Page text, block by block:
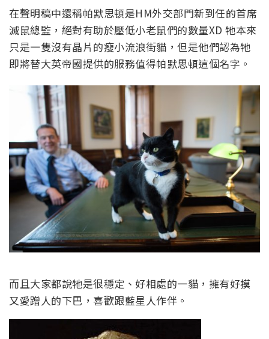
在聲明稿中還稱帕默思頓是HM外交部門新到任的首席
滅鼠總監，絕對有助於壓低小老鼠們的數量XD 牠本來
只是一隻沒有晶片的瘦小流浪街貓，但是他們認為牠
即將替大英帝國提供的服務值得帕默思頓這個名字。
而且大家都說牠是很穩定、好相處的一貓，擁有好摸
又愛蹭人的下巴，喜歡跟藍星人作伴。